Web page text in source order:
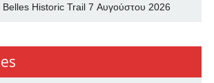
Belles Historic Trail 7 Αυγούστου 2026